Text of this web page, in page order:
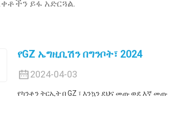
ይፋ አድርጓል.
የGZ ኤግዚቢሽን በግንቦት፣ 2024
2024-04-03
የካንቶን ትርኢት በ GZ ፣ እንኳን ደህና መጡ ወደ እኛ መጡ